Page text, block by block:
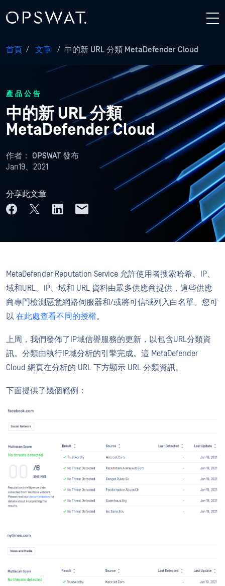
首頁 / 文章 / 中的新 URL 分類 MetaDefender Cloud
產品公告
中的新 URL 分類
MetaDefender Cloud
作者： OPSWAT 發布
Jan19、2021
分享此文章
MetaDefender Reputation Service 允許使用者搜索哈希、IP、
域和URL。IP、域和 URL 資料由眾多供應商提供，這些供應
商專門檢測惡意網路伺服器和/或將可信域列入白名單。您可
以 在此處查看不同的授權。
上周，我們發佈了IP域信譽服務的更新，以包含URL分類資
訊。分類由執行IP域分析的引擎完成。這 MetaDefender
Cloud 網頁在分析的 URL 下方顯示 URL 分類資訊。
下面提供了幾個範例：